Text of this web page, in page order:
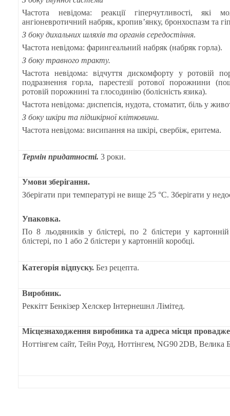
Частота невідома: реакції гіперчутливості, які
ангіоневротичний набряк, кропив’янку, бронхоспазм та
З боку дихальних шляхів та органів середостіння.
Частота невідома: фарингеальний набряк (набряк горла).
З боку травного тракту.
Частота невідома: відчуття дискомфорту у ротовій
подразнення горла, парестезії ротової порожнини
ротовій порожнині та глосодинію (болісність язика).
Частота невідома: диспепсія, нудота, стоматит, біль у
З боку шкіри та підшкірної клітковини.
Частота невідома: висипання на шкірі, свербіж, еритема.
Термін придатності. 3 роки.
Умови зберігання.
Зберігати при температурі не вище 25 °С. Зберігати у
Упаковка.
По 8 льодяників у блістері, по 2 блістери у
блістері, по 1 або 2 блістери у картонній коробці.
Категорія відпуску. Без рецепта.
Виробник.
Реккітт Бенкізер Хелскер Інтернешнл Лімітед.
Місцезнаходження виробника та адреса місця
Ноттінгем сайт, Тейн Роуд, Ноттінгем, NG90 2DB, Велика